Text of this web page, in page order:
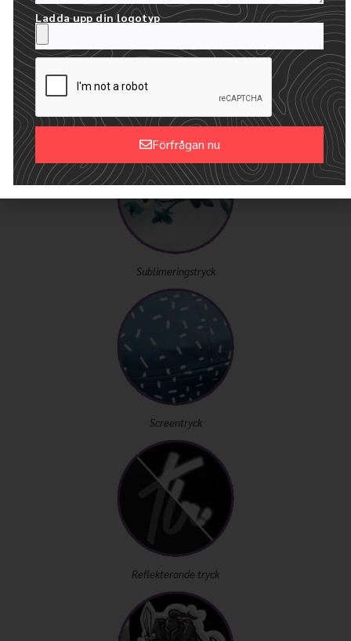
Vårt företag har en mängd olika dekorationer som
inklusive platt broderi, 3D-broderi, broderimix,
Gradientbroderi, Mattbroderi, Utökat broderi,
Metallbroderi, Glöd i mörkret broderi och så vidare.
Sublimeringstryck
Screentryck
Reflekterande tryck
Ladda upp din logotyp
Förfrågan nu
Alternative: